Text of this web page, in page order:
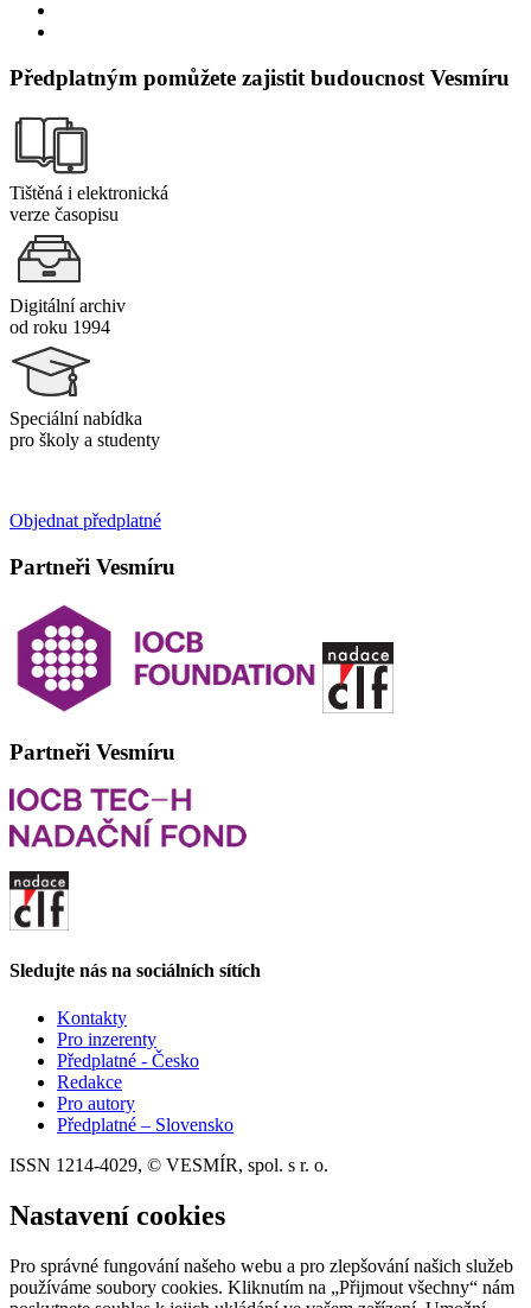
Předplatným pomůžete zajistit budoucnost Vesmíru
Tištěná i elektronická
verze časopisu
Digitální archiv
od roku 1994
Speciální nabídka
pro školy a studenty
Objednat předplatné
Partneři Vesmíru
Partneři Vesmíru
Sledujte nás na sociálních sítích
Kontakty
Pro inzerenty
Předplatné - Česko
Redakce
Pro autory
Předplatné – Slovensko
ISSN 1214-4029, © VESMÍR, spol. s r. o.
Nastavení cookies
Pro správné fungování našeho webu a pro zlepšování našich služeb
používáme soubory cookies. Kliknutím na „Přijmout všechny“ nám